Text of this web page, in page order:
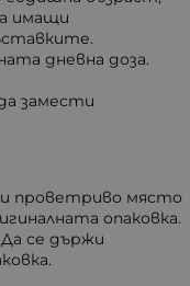
имащи
дневна доза.
замести
и проветриво място
опаковка.
се държи